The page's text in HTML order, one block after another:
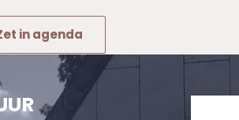
in agenda